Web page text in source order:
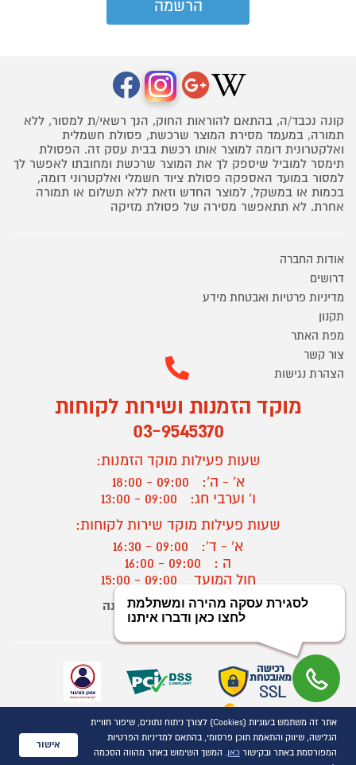
קונה נכבד/ה, בהתאם להוראות החוק, הנך רשאי/ת למסור, ללא
תמורה, במעמד מסירת המוצר שרכשת, פסולת חשמלית
ואלקטרונית דומה למוצר אותו רכשת בבית עסק זה. הפסולת
תימסר למוביל שיספק לך את המוצר שרכשת ומחובתו לאפשר לך
למסור במועד האספקה פסולת ציוד חשמלי ואלקטרוני דומה,
בכמות או במשקל, למוצר החדש וזאת ללא תשלום או תמורה
אחרת. לא תתאפשר מסירה של פסולת מזיקה
אודות החברה
דרושים
מדיניות פרטיות ואבטחת מידע
תקנון
מפת האתר
צור קשר
הצהרת נגישות
מוקד הזמנות ושירות לקוחות
03-9545370
שעות פעילות מוקד הזמנות:
א' - ה':
09:00 - 18:00
ו' וערבי חג:
09:00 - 13:00
שעות פעילות מוקד שירות לקוחות:
א' - ד':
09:00 - 16:30
ה :
09:00 - 16:00
חול המועד
? יצירת קשר/ביטול הזמנה
כל הזכויות שמורות P1000© 2021
התמונות להמחשה בלבד
ט.ל.ח.
אתר זה משתמש בעוגיות (Cookies) לצורך ניתוח נתונים, שיפור חוויית
הגלישה, שיווק והתאמת תוכן פרסומי, בהתאם למדיניות הפרטיות
המפורסמת באתר ובקישור כאן. המשך השימוש באתר מהווה הסכמה
אישור